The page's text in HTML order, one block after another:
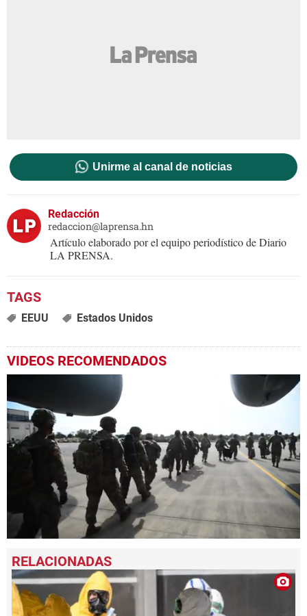
Unirme al canal de noticias
Redacción
redaccion@laprensa.hn
Artículo elaborado por el equipo periodístico de Diario
LA PRENSA.
EEUU Estados Unidos
VIDEOS RECOMENDADOS
seconds
of
1
minute,
35
seconds